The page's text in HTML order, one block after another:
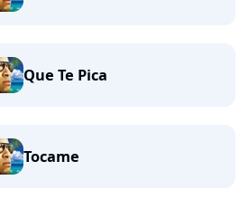
Que Te Pica
Tocame